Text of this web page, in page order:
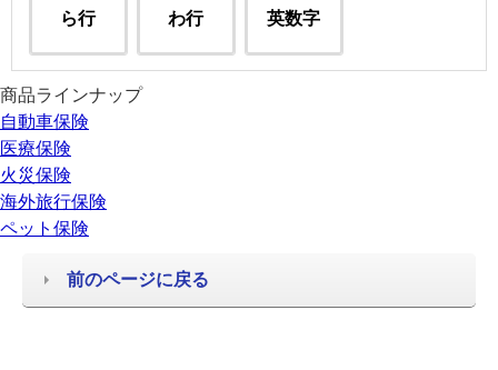
ら行 わ行 英数字
商品ラインナップ
自動車保険
医療保険
火災保険
海外旅行保険
ペット保険
前のページに戻る